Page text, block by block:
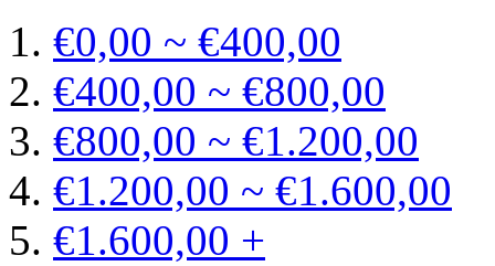
€0,00 ~ €400,00
€400,00 ~ €800,00
€800,00 ~ €1.200,00
€1.200,00 ~ €1.600,00
€1.600,00 +